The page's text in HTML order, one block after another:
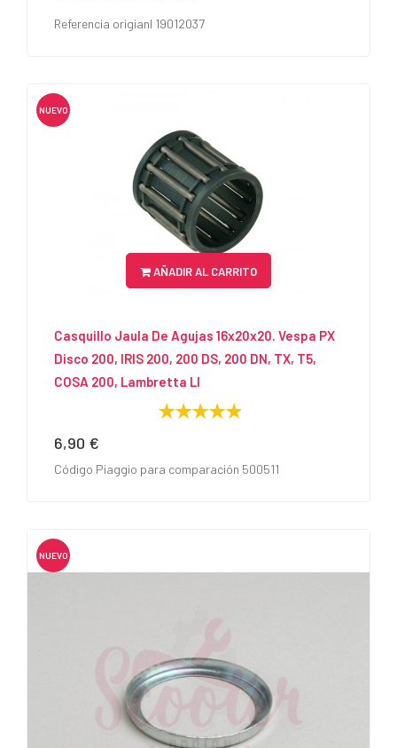
Referencia origianl 19012037
NUEVO
AÑADIR AL CARRITO
Casquillo Jaula De Agujas 16x20x20. Vespa PX
Disco 200, IRIS 200, 200 DS, 200 DN, TX, T5,
COSA 200, Lambretta LI
Precio
6,90 €
Código Piaggio para comparación 500511
NUEVO